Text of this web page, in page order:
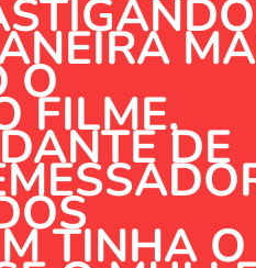
O
FILME,
DE
TINHA O